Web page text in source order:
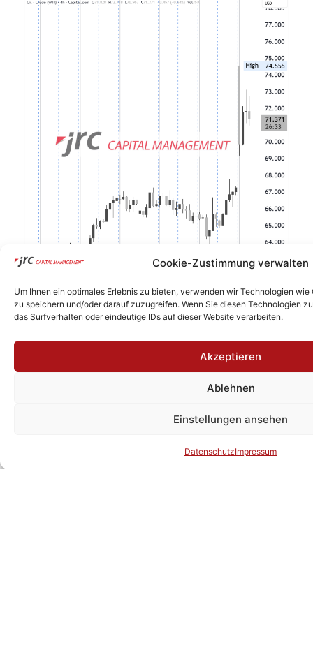
Cookie-Zustimmung verwalten
Um Ihnen ein optimales Erlebnis zu bieten, verwenden wir Technologien
zu speichern und/oder darauf zuzugreifen. Wenn Sie diesen Technologien
das Surfverhalten oder eindeutige IDs auf dieser Website verarbeiten.
Akzeptieren
Ablehnen
Einstellungen ansehen
DatenschutzImpressum
Iran-Konflikt lässt Öl explodieren | Risk Off dominiert
Aktienmärkte Die Eskalation des Iran-Konflikts hat die
Mehr lesen